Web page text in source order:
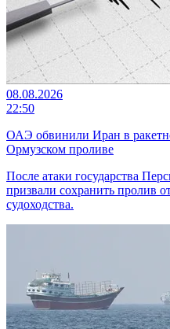
08.08.2026
22:50
ОАЭ обвинили Иран в
Ормузском проливе
После атаки государства
призвали сохранить пролив
судоходства.